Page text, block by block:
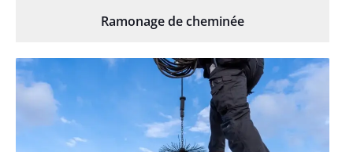
Ramonage de cheminée